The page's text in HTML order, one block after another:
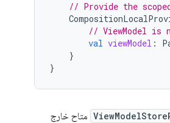
// Provide the
// ViewModel is
val viewModel :
}
}
متاح خارج